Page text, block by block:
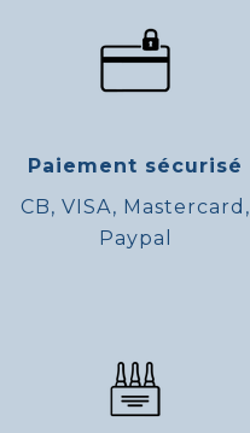
Paiement sécurisé
CB, VISA, Mastercard,
Paypal